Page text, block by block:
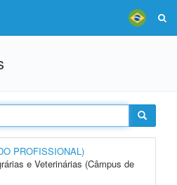
PROFISSIONAL)
e Veterinárias (Câmpus de